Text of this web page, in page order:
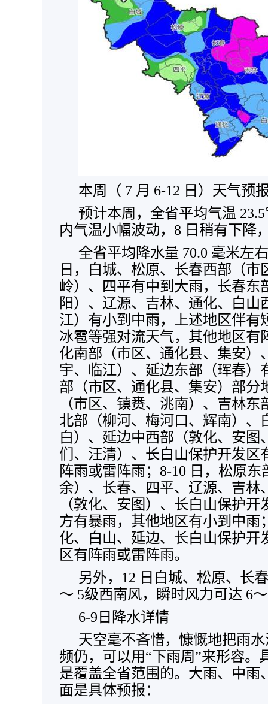
本周（ 7 月 6-12 日）天气预
预计本周，全省平均气温
内气温小幅波动，8 日稍有下降
全省平均降水量 70.0 毫米左
日，白城、松原、长春西部（市
岭）、四平有中到大雨，长春东
阳）、辽源、吉林、通化、白山
江）有小到中雨，上述地区伴有
冰雹等强对流天气，其他地区有
化南部（市区、通化县、集安）
宇、临江）、延边东部（珲春）
部（市区、通化县、集安）部分
（市区、镇赉、洮南）、吉林
北部（柳河、梅河口、辉南）、
白）、延边中西部（敦化、安图
们、汪清）、长白山保护开发区
阵雨或雷阵雨；8-10 日，松原
余）、长春、四平、辽源、吉林
（敦化、安图）、长白山保护
方有暴雨，其他地区有小到中雨
化、白山、延边、长白山保护开
区有阵雨或雷阵雨。
另外，12 日白城、松原、长
～ 5级西南风，瞬时风力可达 6
6-9日降水详情
天空毫不吝惜，慷慨地把雨
频仍，可以用“下雨周”来形容。
是覆盖全省范围的。大雨、中雨
面是具体预报：